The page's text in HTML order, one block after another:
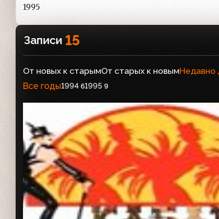
1995
Записи 15
От новых к старымОт старых к новымНедавно
Все годы1994 61995 9